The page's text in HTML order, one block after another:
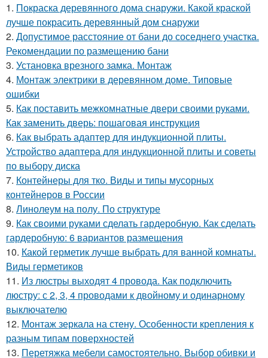
1. Покраска деревянного дома снаружи. Какой краской
лучше покрасить деревянный дом снаружи
2. Допустимое расстояние от бани до соседнего участка.
Рекомендации по размещению бани
3. Установка врезного замка. Монтаж
4. Монтаж электрики в деревянном доме. Типовые
ошибки
5. Как поставить межкомнатные двери своими руками.
Как заменить дверь: пошаговая инструкция
6. Как выбрать адаптер для индукционной плиты.
Устройство адаптера для индукционной плиты и советы
по выбору диска
7. Контейнеры для тко. Виды и типы мусорных
контейнеров в России
8. Линолеум на полу. По структуре
9. Как своими руками сделать гардеробную. Как сделать
гардеробную: 6 вариантов размещения
10. Какой герметик лучше выбрать для ванной комнаты.
Виды герметиков
11. Из люстры выходят 4 провода. Как подключить
люстру: с 2, 3, 4 проводами к двойному и одинарному
выключателю
12. Монтаж зеркала на стену. Особенности крепления к
разным типам поверхностей
13. Перетяжка мебели самостоятельно. Выбор обивки и